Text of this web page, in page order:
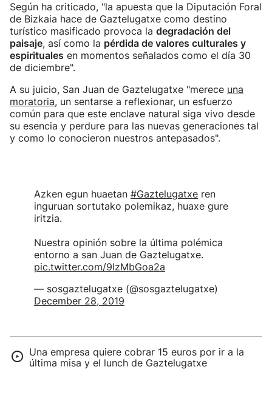
Según ha criticado, "la apuesta que la Diputación Foral
de Bizkaia hace de Gaztelugatxe como destino
turístico masificado provoca la degradación del
paisaje, así como la pérdida de valores culturales y
espirituales en momentos señalados como el día 30
de diciembre".
A su juicio, San Juan de Gaztelugatxe "merece una
moratoria, un sentarse a reflexionar, un esfuerzo
común para que este enclave natural siga vivo desde
su esencia y perdure para las nuevas generaciones tal
y como lo conocieron nuestros antepasados".
Azken egun huaetan #Gaztelugatxe ren
inguruan sortutako polemikaz, huaxe gure
iritzia.
Nuestra opinión sobre la última polémica
entorno a san Juan de Gaztelugatxe.
pic.twitter.com/9IzMbGoa2a
— sosgaztelugatxe (@sosgaztelugatxe)
December 28, 2019
Una empresa quiere cobrar 15 euros por ir a la
última misa y el lunch de Gaztelugatxe